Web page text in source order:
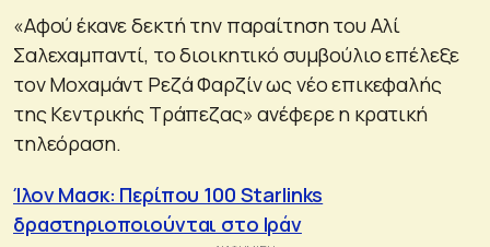
«Αφού έκανε δεκτή την παραίτηση του Αλί
Σαλεχαμπαντί, το διοικητικό συμβούλιο επέλεξε
τον Μοχαμάντ Ρεζά Φαρζίν ως νέο επικεφαλής
της Κεντρικής Τράπεζας» ανέφερε η κρατική
τηλεόραση.
Ίλον Μασκ: Περίπου 100 Starlinks
δραστηριοποιούνται στο Ιράν